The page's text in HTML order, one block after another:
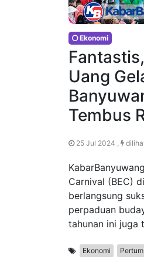
Ekonomi
Uang
Tembus
25 Jul 2024 ,
Carnival (BEC)
berlangsung
perpaduan
tahunan ini juga
Ekonomi